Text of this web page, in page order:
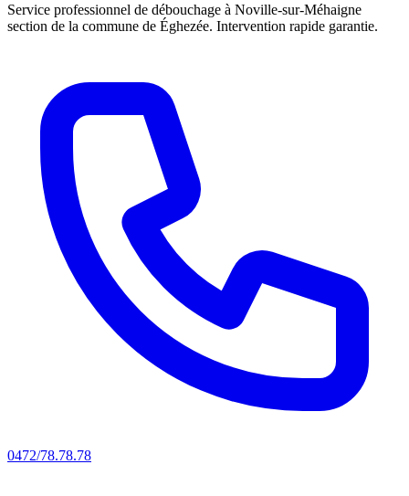
Service professionnel de débouchage à Noville-sur-Méhaigne
section de la commune de Éghezée. Intervention rapide garantie.
0472/78.78.78